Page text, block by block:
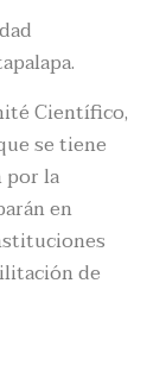
Científico,
se tiene
por la
en
de